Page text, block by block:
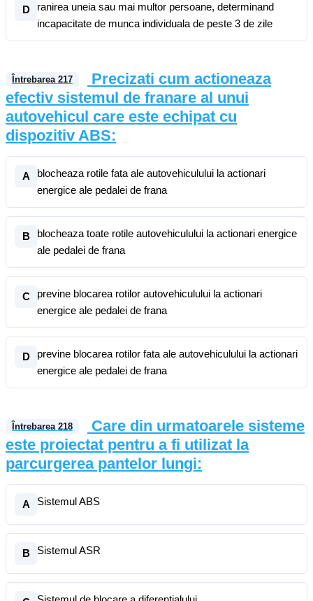
D
ranirea uneia sau mai multor persoane, determinand
incapacitate de munca individuala de peste 3 de zile
Întrebarea 217
Precizati cum actioneaza
efectiv sistemul de franare al unui
autovehicul care este echipat cu
dispozitiv ABS:
A
blocheaza rotile fata ale autovehiculului la actionari
energice ale pedalei de frana
B
blocheaza toate rotile autovehiculului la actionari energice
ale pedalei de frana
C
previne blocarea rotilor autovehiculului la actionari
energice ale pedalei de frana
D
previne blocarea rotilor fata ale autovehiculului la actionari
energice ale pedalei de frana
Întrebarea 218
Care din urmatoarele sisteme
este proiectat pentru a fi utilizat la
parcurgerea pantelor lungi:
A Sistemul ABS
B Sistemul ASR